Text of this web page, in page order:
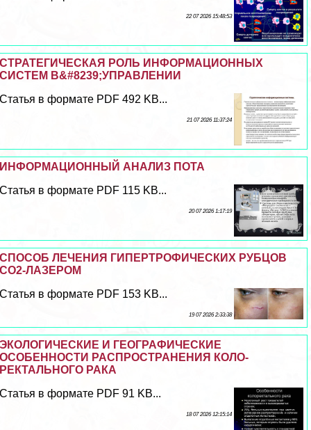
22 07 2026 15:48:53
СТРАТЕГИЧЕСКАЯ РОЛЬ ИНФОРМАЦИОННЫХ
СИСТЕМ В&#8239;УПРАВЛЕНИИ
Статья в формате PDF 492 KB...
21 07 2026 11:37:24
ИНФОРМАЦИОННЫЙ АНАЛИЗ ПОТА
Статья в формате PDF 115 KB...
20 07 2026 1:17:19
СПОСОБ ЛЕЧЕНИЯ ГИПЕРТРОФИЧЕСКИХ РУБЦОВ
СО2-ЛАЗЕРОМ
Статья в формате PDF 153 KB...
19 07 2026 2:33:38
ЭКОЛОГИЧЕСКИЕ И ГЕОГРАФИЧЕСКИЕ
ОСОБЕННОСТИ РАСПРОСТРАНЕНИЯ КОЛО-
РЕКТАЛЬНОГО РАКА
Статья в формате PDF 91 KB...
18 07 2026 12:15:14